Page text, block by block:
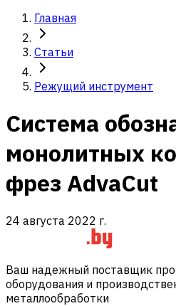
Главная
Статьи
Режущий инструмент
Система
монолитных
фрез AdvaCut
24 августа 2022 г.
Ваш надежный поставщик
оборудования и
металлообработки